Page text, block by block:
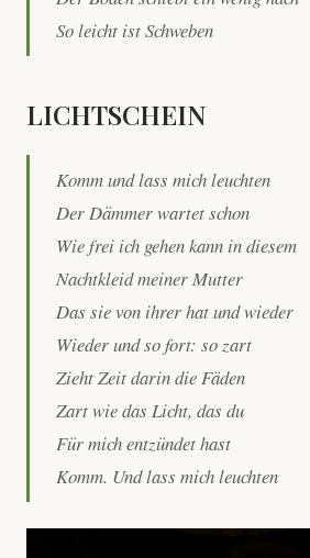
So leicht ist Schweben
LICHTSCHEIN
Komm und lass mich leuchten
Der Dämmer wartet schon
Wie frei ich gehen kann in diesem
Nachtkleid meiner Mutter
Das sie von ihrer hat und wieder
Wieder und so fort: so zart
Zieht Zeit darin die Fäden
Zart wie das Licht, das du
Für mich entzündet hast
Komm. Und lass mich leuchten